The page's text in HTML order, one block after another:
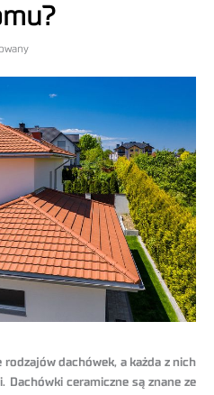
dachówek, a każda z nich
Dachówki ceramiczne są znane ze